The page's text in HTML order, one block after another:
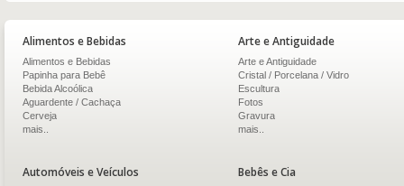
Alimentos e Bebidas
Alimentos e Bebidas
Papinha para Bebê
Bebida Alcoólica
Aguardente / Cachaça
Cerveja
mais..
Arte e Antiguidade
Arte e Antiguidade
Cristal / Porcelana / Vidro
Escultura
Fotos
Gravura
mais..
Automóveis e Veículos Bebês e Cia